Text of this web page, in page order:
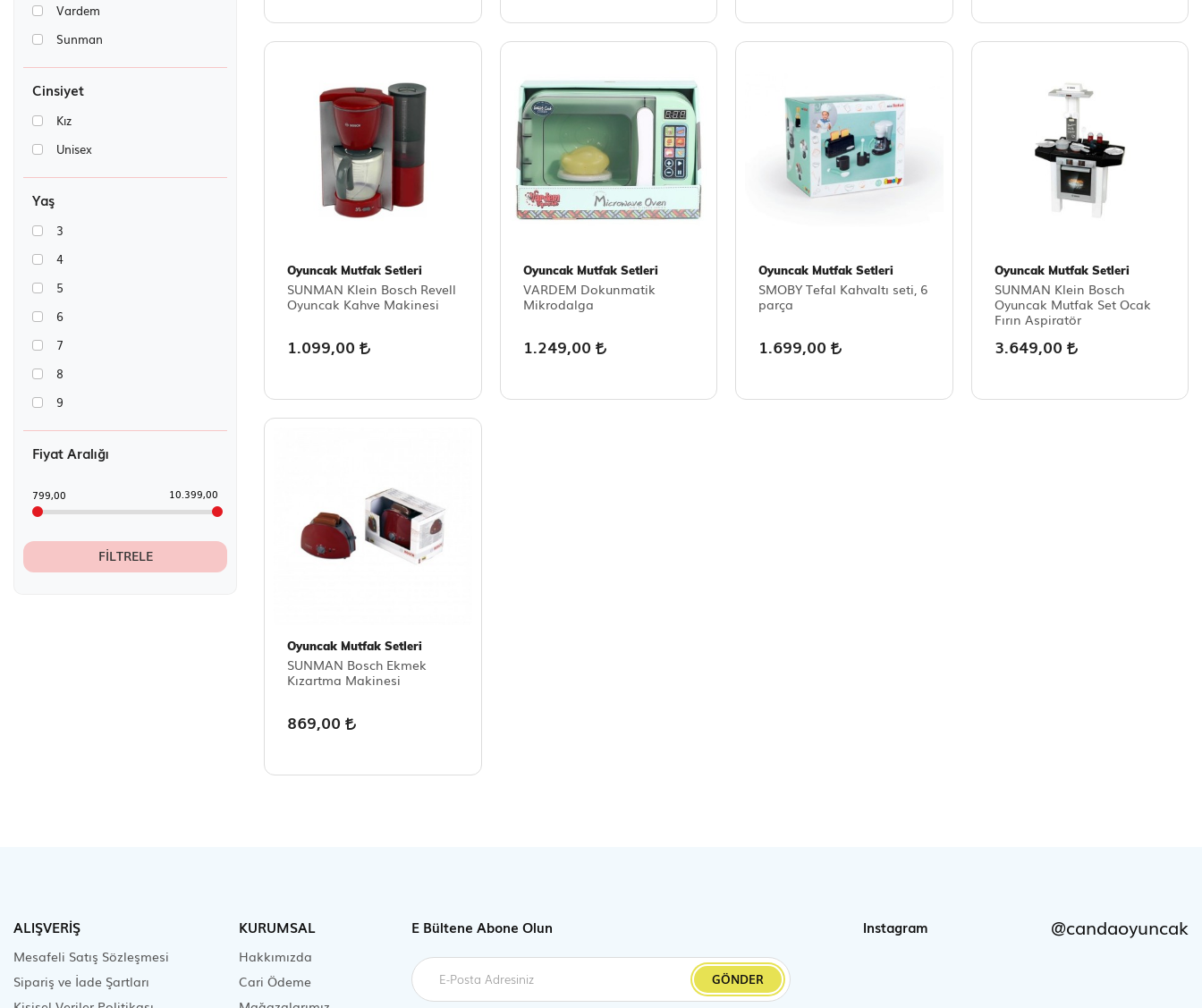
Vardem
Sunman
Cinsiyet
Kız
Unisex
Yaş
3
4
5
6
7
8
9
Fiyat Aralığı
799,00 10.399,00
FILTRELE
Oyuncak Mutfak Setleri
SUNMAN Klein Bosch Revell
Oyuncak Kahve Makinesi
1.099,00
Oyuncak Mutfak Setleri
VARDEM Dokunmatik
Mikrodalga
1.249,00
Oyuncak Mutfak Setleri
SMOBY Tefal Kahvaltı seti, 6
parça
1.699,00
Oyuncak Mutfak Setleri
SUNMAN Klein Bosch
Oyuncak Mutfak Set Ocak
Fırın Aspiratör
3.649,00
Oyuncak Mutfak Setleri
SUNMAN Bosch Ekmek
Kızartma Makinesi
869,00
ALIŞVERİŞ
Mesafeli Satış Sözleşmesi
Sipariş ve İade Şartları
KURUMSAL
Hakkımızda
Cari Ödeme
E Bültene Abone Olun
GÖNDER
Instagram @candaoyuncak